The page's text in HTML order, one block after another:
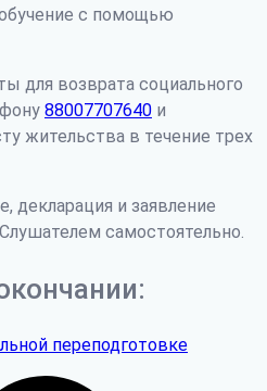
с помощью
для возврата социального
88007707640 и
жительства в течение трех
и заявление
самостоятельно.